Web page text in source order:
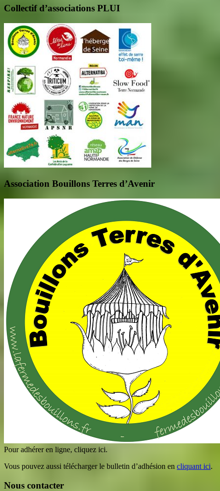
Collectif d’associations PLUI
Association Bouillons Terres d’Avenir
Pour adhérer en ligne, cliquez ici.
Vous pouvez aussi télécharger le bulletin d’adhésion en cliquant ici.
Nous contacter